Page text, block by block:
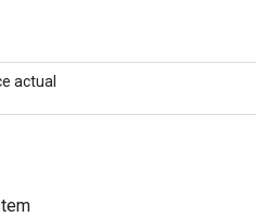
actual